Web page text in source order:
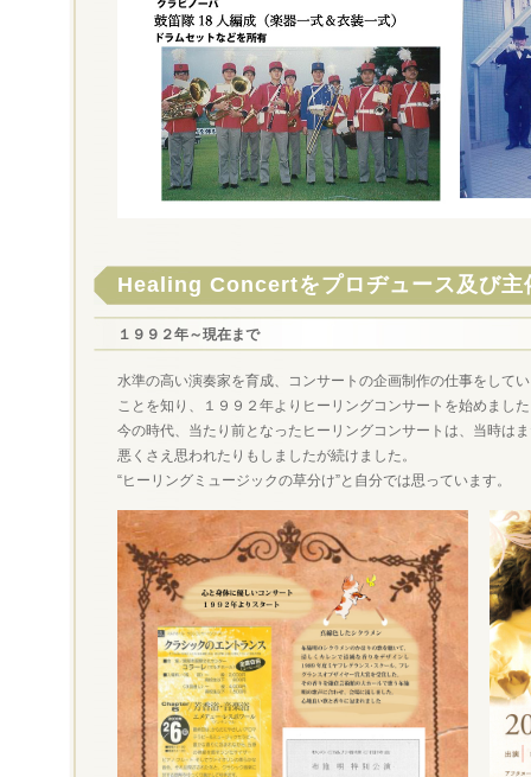
Healing Concertをプロヂュース及び主
１９９２年～現在まで
水準の高い演奏家を育成、コンサートの企画制作の仕事をして
ことを知り、１９９２年よりヒーリングコンサートを始めまし
今の時代、当たり前となったヒーリングコンサートは、当時は
悪くさえ思われたりもしましたが続けました。
“ヒーリングミュージックの草分け”と自分では思っています。